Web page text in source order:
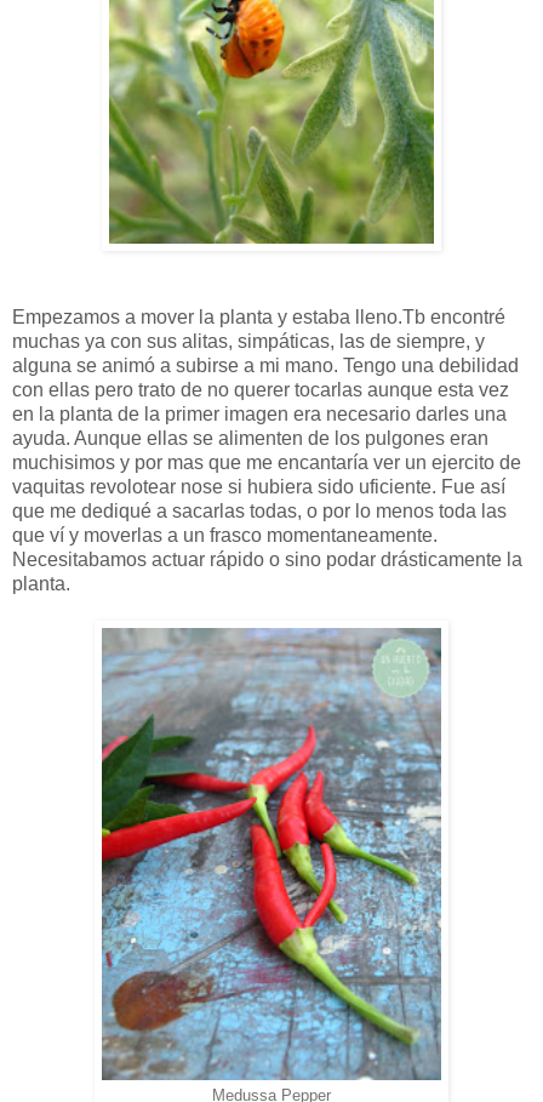
Empezamos a mover la planta y estaba lleno.Tb encontré
muchas ya con sus alitas, simpáticas, las de siempre, y
alguna se animó a subirse a mi mano. Tengo una debilidad
con ellas pero trato de no querer tocarlas aunque esta vez
en la planta de la primer imagen era necesario darles una
ayuda. Aunque ellas se alimenten de los pulgones eran
muchisimos y por mas que me encantaría ver un ejercito de
vaquitas revolotear nose si hubiera sido uficiente. Fue así
que me dediqué a sacarlas todas, o por lo menos toda las
que ví y moverlas a un frasco momentaneamente.
Necesitabamos actuar rápido o sino podar drásticamente la
planta.
Medussa Pepper